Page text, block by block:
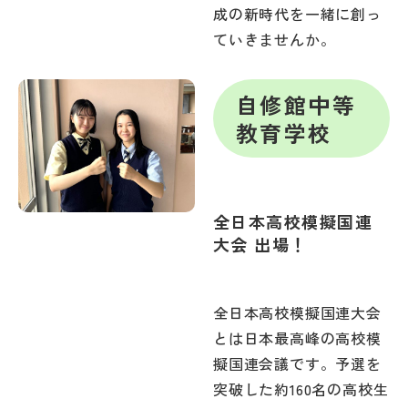
成の新時代を一緒に創っ
ていきませんか。
自修館中等
教育学校
全日本高校模擬国連
大会 出場！
全日本高校模擬国連大会
とは日本最高峰の高校模
擬国連会議です。予選を
突破した約160名の高校生